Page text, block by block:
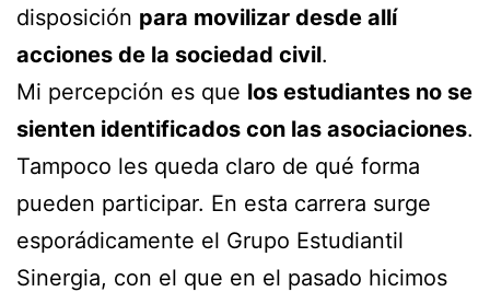
disposición para movilizar desde allí
acciones de la sociedad civil.
Mi percepción es que los estudiantes no se
sienten identificados con las asociaciones.
Tampoco les queda claro de qué forma
pueden participar. En esta carrera surge
esporádicamente el Grupo Estudiantil
Sinergia, con el que en el pasado hicimos